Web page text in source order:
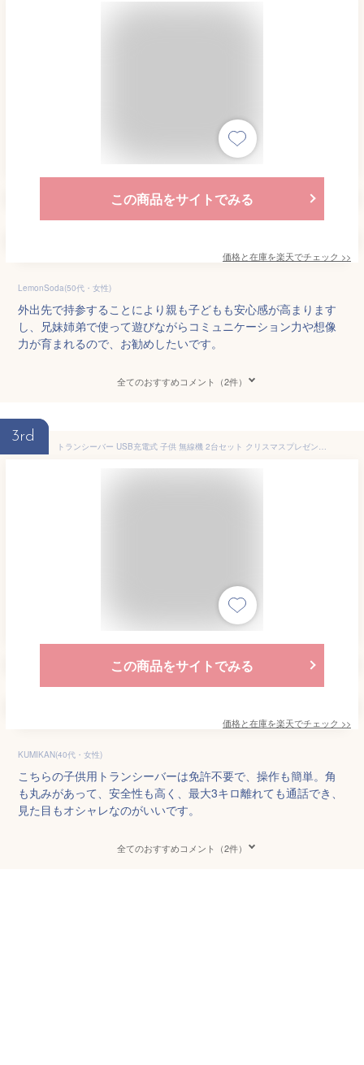
この商品をサイトでみる
価格と在庫を楽天でチェック >>
LemonSoda(50代・女性)
外出先で持参することにより親も子どもも安心感が高まります
し、兄妹姉弟で使って遊びながらコミュニケーション力や想像
力が育まれるので、お勧めしたいです。
全てのおすすめコメント（2件）
3rd
トランシーバー USB充電式 子供 無線機 2台セット クリスマスプレゼント 日本語取扱説明書 子供用 免許不要 特定小電力 タイプ 携帯型 簡単操作 緊急対応 ギフト おもちゃ
この商品をサイトでみる
価格と在庫を楽天でチェック >>
KUMIKAN(40代・女性)
こちらの子供用トランシーバーは免許不要で、操作も簡単。角
も丸みがあって、安全性も高く、最大3キロ離れても通話でき、
見た目もオシャレなのがいいです。
全てのおすすめコメント（2件）